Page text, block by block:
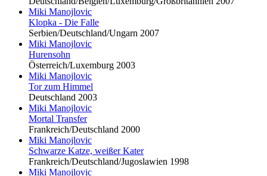
Miki Manojlovic
Klopka - Die Falle
Serbien/Deutschland/Ungarn 2007
Miki Manojlovic
Hurensohn
Österreich/Luxemburg 2003
Miki Manojlovic
Tor zum Himmel
Deutschland 2003
Miki Manojlovic
Mortal Transfer
Frankreich/Deutschland 2000
Miki Manojlovic
Schwarze Katze, weißer Kater
Frankreich/Deutschland/Jugoslawien 1998
Miki Manojlovic